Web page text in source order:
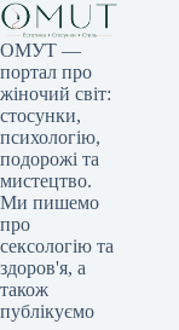
ОМУТ —
портал про
жіночий світ:
стосунки,
психологію,
подорожі та
мистецтво.
Ми пишемо
про
сексологію та
здоров'я, а
також
публікуємо